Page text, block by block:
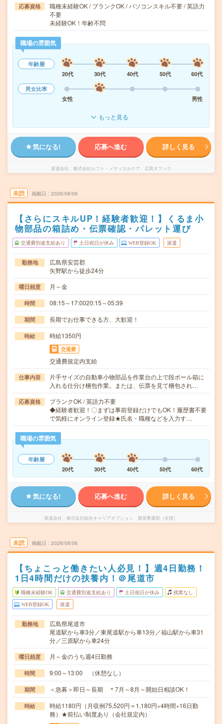
応募資格
職種未経験OK / ブランクOK / パソコンスキル不要 / 英語力
不要
未経験OK！年齢不問
職場の雰囲気
年齢層
20代
30代 40代 50代
60代
男女比率
女性
男性
もっと見る
気になる! 応募へ進む 詳しく見る
派遣会社 株式会社ルフト・メディカルケア 広島オフィス
未読 掲載日 2026/08/06
【さらにスキルUP！経験者歓迎！】くるま小
物部品の箱詰め・伝票確認・パレット運び
交通費別途支給あり 土日祝日が休み WEB登録OK 派遣
勤務地
広島県安芸郡
矢野駅から徒歩24分
曜日頻度 月～金
時間 08:15～17:0020:15～05:39
期間 長期でお仕事できる方、大歓迎！
時給 時給1350円
交通費
交通費規定内支給
仕事内容
片手サイズの自動車小物部品を作業台の上で段ボール箱に
入れる仕分け梱包作業。または、伝票を見て梱包され…
応募資格
ブランクOK / 英語力不要
◆経験者歓迎！〇まずは事前登録だけでもOK！履歴書不要
で気軽にオンライン登録★氏名・職種などを入力す…
職場の雰囲気
年齢層
20代
30代 40代 50代 60代
気になる! 応募へ進む 詳しく見る
派遣会社 株式会社綜合キャリアオプション 製造事業部（全国）
未読 掲載日 2026/08/06
【ちょこっと働きたい人必見！】週4日勤務！
1日4時間だけの扶養内！＠尾道市
職種未経験OK 交通費別途支給あり 土日祝日が休み 残業なし
WEB登録OK 派遣
勤務地
広島県尾道市
尾道駅から車3分／東尾道駅から車13分／福山駅から車31
分／三原駅から車24分
曜日頻度 月～金のうち週4日勤務
時間 9:00～13:00 （休憩なし）
期間 ＜急募＞即日～長期 ＊7月～8月～開始日相談OK！
時給
時給1180円（月収例75,520円＝1,180円×4時間×16日勤
務）★前払い制度あり（会社規定内）